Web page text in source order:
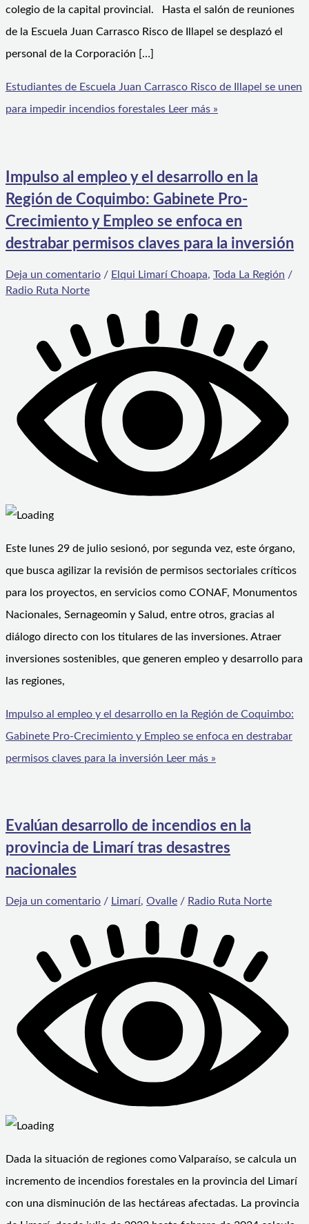
colegio de la capital provincial. Hasta el salón de reuniones
de la Escuela Juan Carrasco Risco de Illapel se desplazó el
personal de la Corporación […]
Estudiantes de Escuela Juan Carrasco Risco de Illapel se unen
para impedir incendios forestales Leer más »
Impulso al empleo y el desarrollo en la
Región de Coquimbo: Gabinete Pro-
Crecimiento y Empleo se enfoca en
destrabar permisos claves para la inversión
Deja un comentario / Elqui Limarí Choapa, Toda La Región /
Radio Ruta Norte
Este lunes 29 de julio sesionó, por segunda vez, este órgano,
que busca agilizar la revisión de permisos sectoriales críticos
para los proyectos, en servicios como CONAF, Monumentos
Nacionales, Sernageomin y Salud, entre otros, gracias al
diálogo directo con los titulares de las inversiones. Atraer
inversiones sostenibles, que generen empleo y desarrollo para
las regiones,
Impulso al empleo y el desarrollo en la Región de Coquimbo:
Gabinete Pro-Crecimiento y Empleo se enfoca en destrabar
permisos claves para la inversión Leer más »
Evalúan desarrollo de incendios en la
provincia de Limarí tras desastres
nacionales
Deja un comentario / Limarí, Ovalle / Radio Ruta Norte
Dada la situación de regiones como Valparaíso, se calcula un
incremento de incendios forestales en la provincia del Limarí
con una disminución de las hectáreas afectadas. La provincia